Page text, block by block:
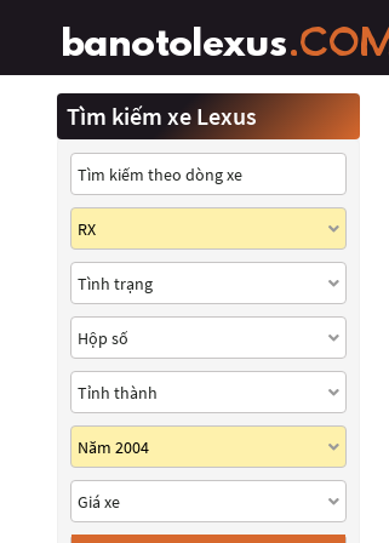
Tìm kiếm xe Lexus